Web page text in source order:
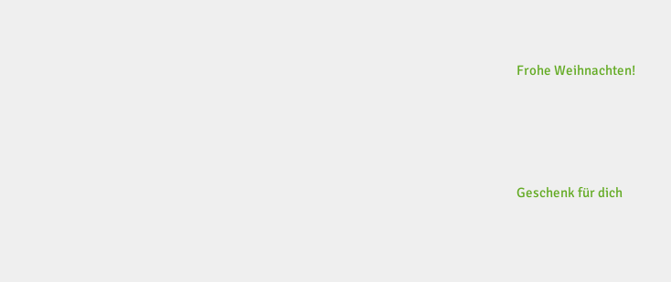
Frohe Weihnachten!
Geschenk für dich